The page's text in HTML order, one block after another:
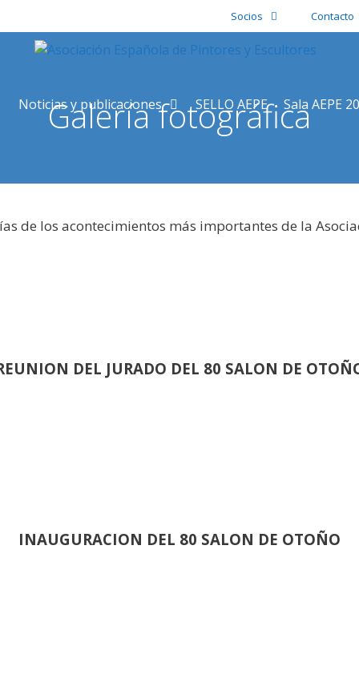
Socios Contacto
Noticias y publicaciones SELLO AEPE Sala AEPE
Galería fotográfica
de los acontecimientos más importantes de la
DEL JURADO DEL 80 SALON DE
INAUGURACION DEL 80 SALON DE OTOÑO